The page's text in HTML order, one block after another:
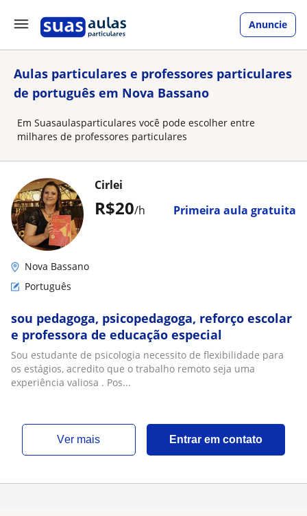
Anuncie
Aulas particulares e professores particulares
de português em Nova Bassano
Em Suasaulasparticulares você pode escolher entre
milhares de professores particulares
R$20/h Primeira aula gratuita
Cirlei
Nova Bassano
Português
sou pedagoga, psicopedagoga, reforço escolar
e professora de educação especial
Sou estudante de psicologia necessito de flexibilidade para
os estágios, acredito que o trabalho remoto seja uma
experiência valiosa . Pos...
ver mais Entrar em contato